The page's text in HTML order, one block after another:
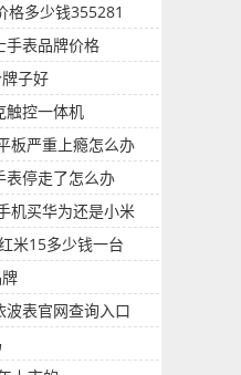
格多少钱355281
手表品牌价格
子好
触控一体机
板严重上瘾怎么办
表停走了怎么办
机买华为还是小米
米15多少钱一台
表官网查询入口